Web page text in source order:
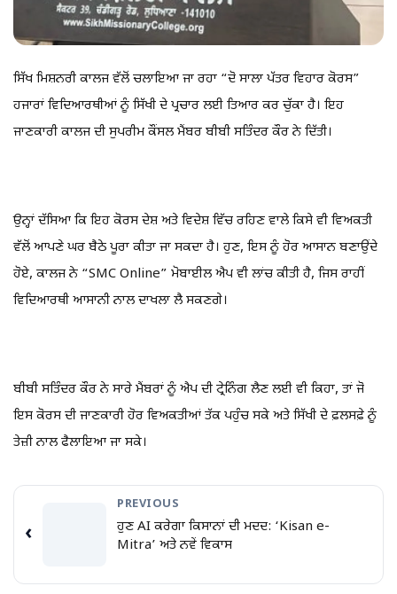
ਸਿੱਖ ਮਿਸ਼ਨਰੀ ਕਾਲਜ ਵੱਲੋਂ ਚਲਾਇਆ ਜਾ ਰਹਾ “ਦੋ ਸਾਲਾ ਪੱਤਰ ਵਿਹਾਰ ਕੋਰਸ”
ਹਜਾਰਾਂ ਵਿਦਿਆਰਥੀਆਂ ਨੂੰ ਸਿੱਖੀ ਦੇ ਪ੍ਰਚਾਰ ਲਈ ਤਿਆਰ ਕਰ ਚੁੱਕਾ ਹੈ। ਇਹ
ਜਾਣਕਾਰੀ ਕਾਲਜ ਦੀ ਸੁਪਰੀਮ ਕੌਂਸਲ ਮੈਂਬਰ ਬੀਬੀ ਸਤਿੰਦਰ ਕੌਰ ਨੇ ਦਿੱਤੀ।
ਉਨ੍ਹਾਂ ਦੱਸਿਆ ਕਿ ਇਹ ਕੋਰਸ ਦੇਸ਼ ਅਤੇ ਵਿਦੇਸ਼ ਵਿੱਚ ਰਹਿਣ ਵਾਲੇ ਕਿਸੇ ਵੀ ਵਿਅਕਤੀ
ਵੱਲੋਂ ਆਪਣੇ ਘਰ ਬੈਠੇ ਪੂਰਾ ਕੀਤਾ ਜਾ ਸਕਦਾ ਹੈ। ਹੁਣ, ਇਸ ਨੂੰ ਹੋਰ ਆਸਾਨ ਬਣਾਉਂਦੇ
ਹੋਏ, ਕਾਲਜ ਨੇ “SMC Online” ਮੋਬਾਈਲ ਐਪ ਵੀ ਲਾਂਚ ਕੀਤੀ ਹੈ, ਜਿਸ ਰਾਹੀਂ
ਵਿਦਿਆਰਥੀ ਆਸਾਨੀ ਨਾਲ ਦਾਖਲਾ ਲੈ ਸਕਣਗੇ।
ਬੀਬੀ ਸਤਿੰਦਰ ਕੌਰ ਨੇ ਸਾਰੇ ਮੈਂਬਰਾਂ ਨੂੰ ਐਪ ਦੀ ਟ੍ਰੇਨਿੰਗ ਲੈਣ ਲਈ ਵੀ ਕਿਹਾ, ਤਾਂ ਜੋ
ਇਸ ਕੋਰਸ ਦੀ ਜਾਣਕਾਰੀ ਹੋਰ ਵਿਅਕਤੀਆਂ ਤੱਕ ਪਹੁੰਚ ਸਕੇ ਅਤੇ ਸਿੱਖੀ ਦੇ ਫ਼ਲਸਫ਼ੇ ਨੂੰ
ਤੇਜ਼ੀ ਨਾਲ ਫੈਲਾਇਆ ਜਾ ਸਕੇ।
‹
PREVIOUS
ਹੁਣ AI ਕਰੇਗਾ ਕਿਸਾਨਾਂ ਦੀ ਮਦਦ: ‘Kisan e-
Mitra’ ਅਤੇ ਨਵੇਂ ਵਿਕਾਸ